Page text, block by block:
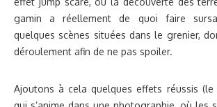
gamin a réellement de quoi faire
quelques scènes situées dans le grenier,
déroulement afin de ne pas spoiler.
Ajoutons à cela quelques effets réussis (le